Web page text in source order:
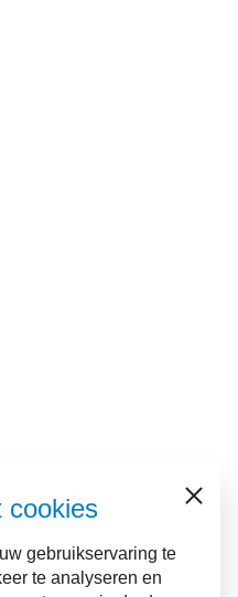
cookies
gebruikservaring te
te analyseren en
Sluiten